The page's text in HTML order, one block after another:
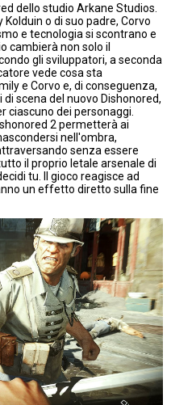
dello studio Arkane Studios.
o di suo padre, Corvo
e tecnologia si scontrano e
cambierà non solo il
gli sviluppatori, a seconda
vede cosa sta
e Corvo e, di conseguenza,
scena del nuovo Dishonored,
ciascuno dei personaggi.
2 permetterà ai
nell'ombra,
senza essere
il proprio letale arsenale di
tu. Il gioco reagisce ad
un effetto diretto sulla fine